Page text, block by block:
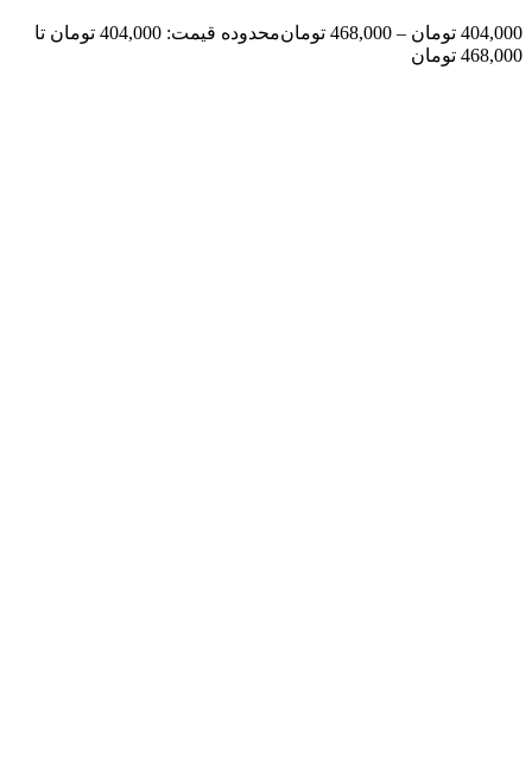
404,000 تومان –
468,000 تومان
محدوده قیمت: 404,000 تومان تا
468,000 تومان